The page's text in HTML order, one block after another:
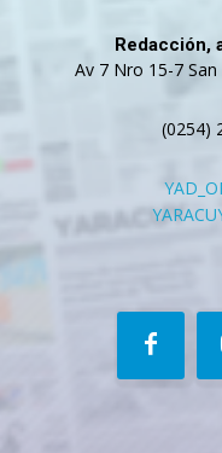
Redacción,
Av 7 Nro 15-7 San
(0254)